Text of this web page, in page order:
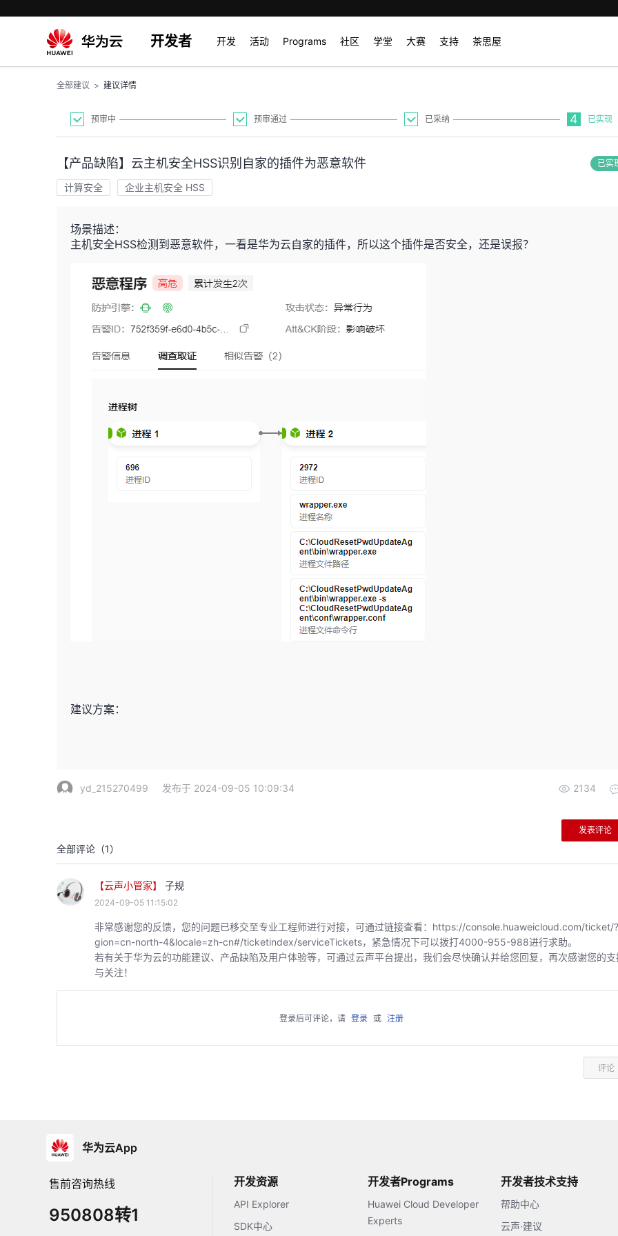
开发者 开发 活动 Programs 社区 学堂 大赛 支持 茶思屋
全部建议 > 建议详情
预审中 预审通过 已采纳 4 已实现
【产品缺陷】云主机安全HSS识别自家的插件为恶意软件 已实
计算安全 企业主机安全 HSS
场景描述：
主机安全HSS检测到恶意软件，一看是华为云自家的插件，所以这个插件是否安全，还是误报？
建议方案：
yd_215270499 发布于 2024-09-05 10:09:34 2134
发表评论
全部评论（1）
【云声小管家】 子规
2024-09-05 11:15:02
非常感谢您的反馈，您的问题已移交至专业工程师进行对接，可通过链接查看：https://console.huaweicloud.com/ticket/
gion=cn-north-4&locale=zh-cn#/ticketindex/serviceTickets，紧急情况下可以拨打4000-955-988进行求助。
若有关于华为云的功能建议、产品缺陷及用户体验等，可通过云声平台提出，我们会尽快确认并给您回复，再次感谢您的支
与关注！
登录后可评论，请 登录 或 注册
评论
华为云App
售前咨询热线
950808转1
开发资源
API Explorer
SDK中心
开发者Programs
Huawei Cloud Developer
Experts
开发者技术支持
帮助中心
云声·建议